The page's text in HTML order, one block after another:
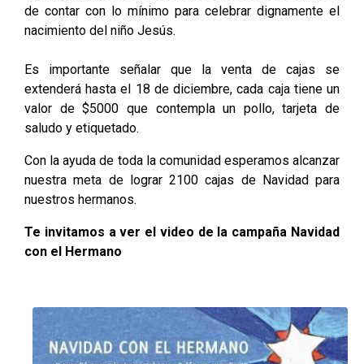
de contar con lo mínimo para celebrar dignamente el
nacimiento del niño Jesús.
Es importante señalar que la venta de cajas se
extenderá hasta el 18 de diciembre, cada caja tiene un
valor de $5000 que contempla un pollo, tarjeta de
saludo y etiquetado.
Con la ayuda de toda la comunidad esperamos alcanzar
nuestra meta de lograr 2100 cajas de Navidad para
nuestros hermanos.
Te invitamos a ver el video de la campaña Navidad
con el Hermano